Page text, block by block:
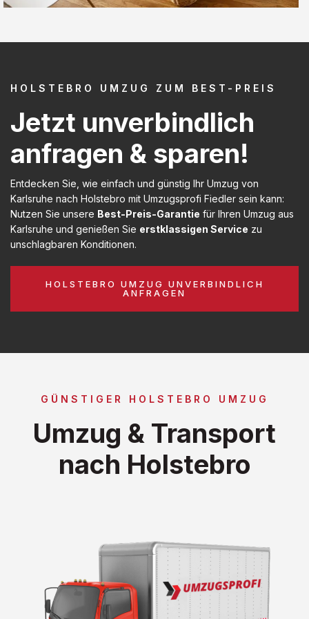
HOLSTEBRO UMZUG ZUM BEST-PREIS
Jetzt unverbindlich
anfragen & sparen!
Entdecken Sie, wie einfach und günstig Ihr Umzug von
Karlsruhe nach Holstebro mit Umzugsprofi Fiedler sein kann:
Nutzen Sie unsere Best-Preis-Garantie für Ihren Umzug aus
Karlsruhe und genießen Sie erstklassigen Service zu
unschlagbaren Konditionen.
HOLSTEBRO UMZUG UNVERBINDLICH
ANFRAGEN
GÜNSTIGER HOLSTEBRO UMZUG
Umzug & Transport
nach Holstebro